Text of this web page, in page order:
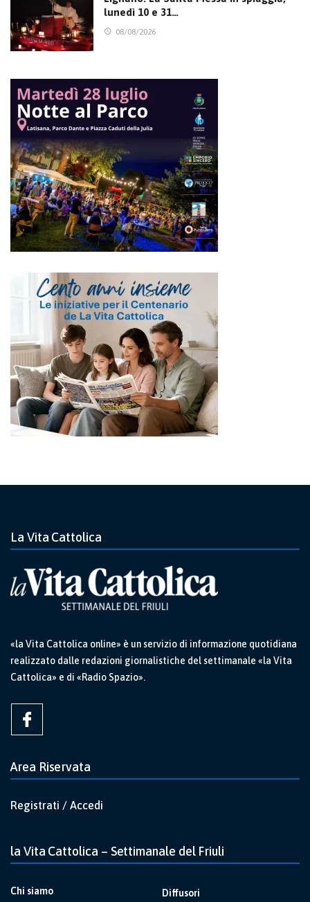
lunedì 10 e 31…
08/08/2026
La Vita Cattolica
«la Vita Cattolica online» è un servizio di informazione quotidiana
realizzato dalle redazioni giornalistiche del settimanale «la Vita
Cattolica» e di «Radio Spazio».
Area Riservata
Registrati / Accedi
la Vita Cattolica – Settimanale del Friuli
Chi siamo Diffusori